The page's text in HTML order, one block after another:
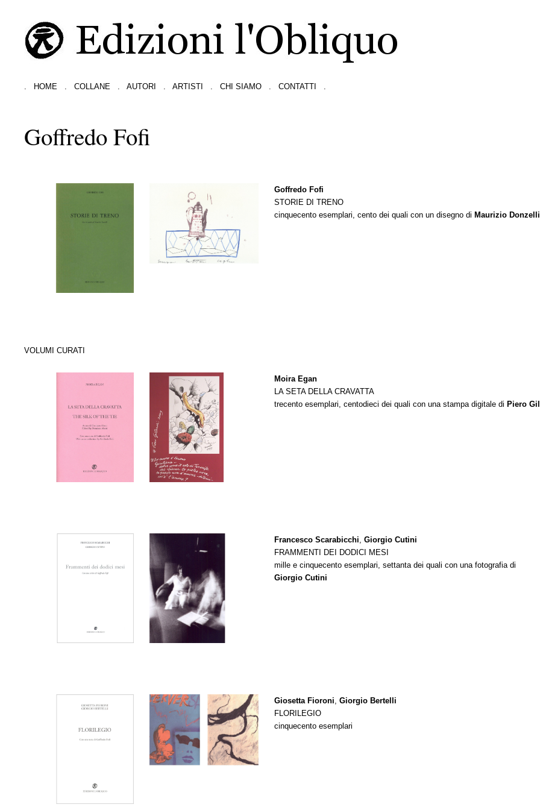
. HOME . COLLANE . AUTORI . ARTISTI . CHI SIAMO . CONTATTI .
Goffredo Fofi
Goffredo Fofi
STORIE DI TRENO
cinquecento esemplari, cento dei quali con un disegno di Maurizio Donzelli
VOLUMI CURATI
Moira Egan
LA SETA DELLA CRAVATTA
trecento esemplari, centodieci dei quali con una stampa digitale di Piero
Francesco Scarabicchi, Giorgio Cutini
FRAMMENTI DEI DODICI MESI
mille e cinquecento esemplari, settanta dei quali con una fotografia di
Giorgio Cutini
Giosetta Fioroni, Giorgio Bertelli
FLORILEGIO
cinquecento esemplari